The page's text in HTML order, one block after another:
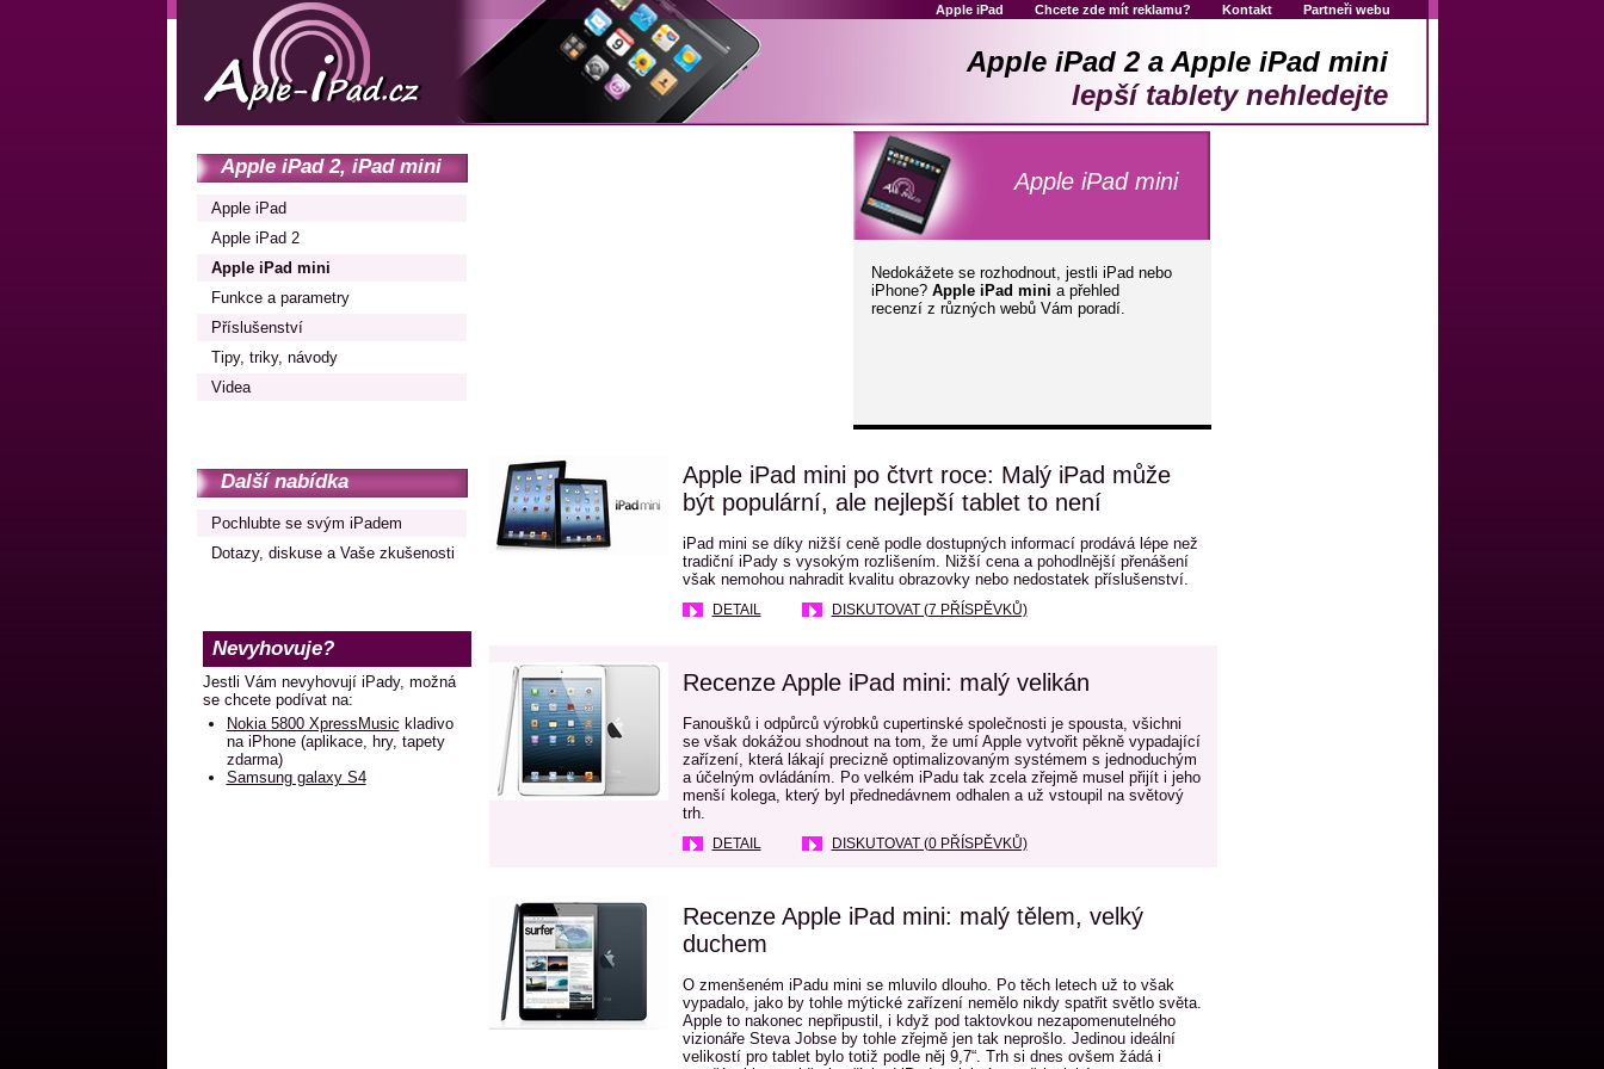
Apple iPad Chcete zde mít reklamu? Kontakt Partneři webu
Apple iPad 2 a Apple iPad mini
lepší tablety nehledejte
Apple iPad 2, iPad mini
Apple iPad
Apple iPad 2
Apple iPad mini
Funkce a parametry
Příslušenství
Tipy, triky, návody
Videa
Další nabídka
Pochlubte se svým iPadem
Dotazy, diskuse a Vaše zkušenosti
Nevyhovuje?
Jestli Vám nevyhovují iPady, možná
se chcete podívat na:
Nokia 5800 XpressMusic kladivo
na iPhone (aplikace, hry, tapety
zdarma)
Samsung galaxy S4
Apple iPad mini
Nedokážete se rozhodnout, jestli iPad nebo
iPhone? Apple iPad mini a přehled
recenzí z různých webů Vám poradí.
Apple iPad mini po čtvrt roce: Malý iPad může
být populární, ale nejlepší tablet to není
iPad mini se díky nižší ceně podle dostupných informací prodává lépe než
tradiční iPady s vysokým rozlišením. Nižší cena a pohodlnější přenášení
však nemohou nahradit kvalitu obrazovky nebo nedostatek příslušenství.
DETAIL DISKUTOVAT (7 PŘÍSPĚVKŮ)
Recenze Apple iPad mini: malý velikán
Fanoušků i odpůrců výrobků cupertinské společnosti je spousta, všichni
se však dokážou shodnout na tom, že umí Apple vytvořit pěkně vypadající
zařízení, která lákají precizně optimalizovaným systémem s jednoduchým
a účelným ovládáním. Po velkém iPadu tak zcela zřejmě musel přijít i jeho
menší kolega, který byl přednedávnem odhalen a už vstoupil na světový
trh.
DETAIL DISKUTOVAT (0 PŘÍSPĚVKŮ)
Recenze Apple iPad mini: malý tělem, velký
duchem
O zmenšeném iPadu mini se mluvilo dlouho. Po těch letech už to však
vypadalo, jako by tohle mýtické zařízení nemělo nikdy spatřit světlo světa.
Apple to nakonec nepřipustil, i když pod taktovkou nezapomenutelného
vizionáře Steva Jobse by tohle zřejmě jen tak neprošlo. Jedinou ideální
velikostí pro tablet bylo totiž podle něj 9,7“. Trh si dnes ovšem žádá i